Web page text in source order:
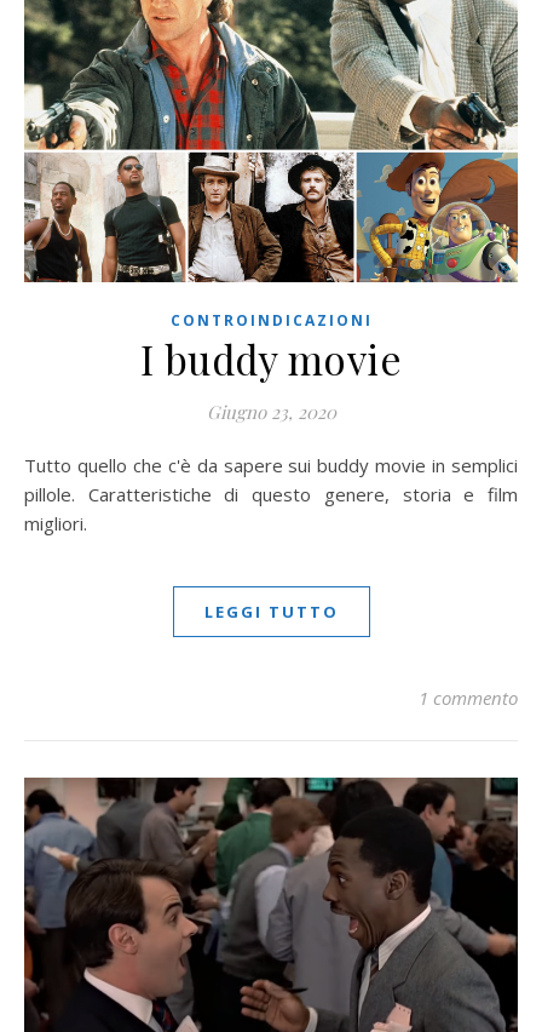
CONTROINDICAZIONI
I buddy movie
Giugno 23, 2020
Tutto quello che c'è da sapere sui buddy movie in semplici
pillole. Caratteristiche di questo genere, storia e film
migliori.
LEGGI TUTTO
1 commento